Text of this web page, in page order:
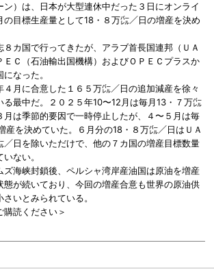
ン）は、日本が大型連休中だった３日にオンライ
の目標生産量として18・８万㌭／日の増産を決め
８カ国で行ってきたが、アラブ首長国連邦（ＵＡ
ＥＣ（石油輸出国機構）およびＯＰＥＣプラスか
なった。
月に合意した１６５万㌭／日の追加減産を徐々
る最中だ。２０２５年10〜12月は毎月13・７万㌭
月は季節的要因で一時停止したが、４〜５月は毎
産を決めていた。６月分の18・８万㌭／日はＵＡ
／日を除いただけで、他の７カ国の増産目標数量
ない。
海峡封鎖後、ペルシャ湾岸産油国は原油を増産
態が続いており、今回の増産合意も世界の原油供
いとみられている。
購読ください＞